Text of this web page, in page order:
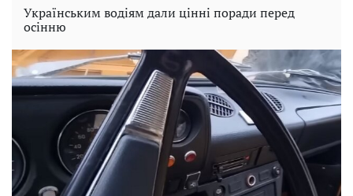
Українським водіям дали цінні поради перед
осінню